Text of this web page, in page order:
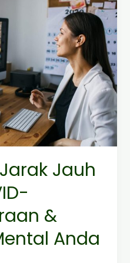
Jauh
&
Anda